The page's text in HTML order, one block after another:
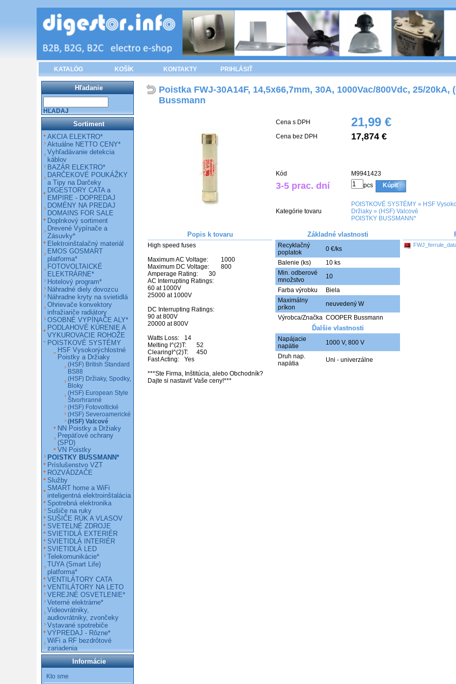
KATALÓG KOŠÍK KONTAKTY PRIHLÁSIŤ
Poistka FWJ-30A14F, 14,5x66,7mm, 30A, 1000Vac/800Vdc, 25/20kA,
Bussmann
Cena s DPH 21,99 €
Cena bez DPH 17,874 €
Kód M9941423
3-5 prac. dní pcs Kúpiť
Kategórie tovaru
POISTKOVÉ SYSTÉMY » HSF
Držiaky » (HSF) Valcové
POISTKY BUSSMANN*
Popis k tovaru
High speed fuses
Maximum AC Voltage:  	1000
Maximum DC Voltage: 	800
Amperage Rating: 	30
AC Interrupting Ratings:
60 at 1000V
25000 at 1000V
DC Interrupting Ratings:
90 at 800V
20000 at 800V
Watts Loss: 	14
Melting I^(2)T: 	52
ClearingI^(2)T: 	450
Fast Acting: 	Yes
***Ste Firma, Inštitúcia, alebo Obchodník?
Dajte si nastaviť Vaše ceny!***
Základné vlastnosti
Recyklačný
poplatok
0 €/ks
Balenie (ks)
10 ks
Min. odberové
množstvo
10
Farba výrobku
Biela
Maximálny
príkon
neuvedený W
Výrobca/Značka COOPER Bussmann
Ďalšie vlastnosti
Napájacie
napätie
1000 V, 800 V
Druh nap.
napätia
Uni - univerzálne
Hľadanie
HĽADAJ
Sortiment
AKCIA ELEKTRO*
Aktuálne NETTO CENY*
Vyhľadávanie detekcia
káblov
BAZÁR ELEKTRO*
DARČEKOVÉ POUKÁŽKY
a Tipy na Darčeky
DIGESTORY CATA a
EMPIRE - DOPREDAJ
DOMÉNY NA PREDAJ
DOMAINS FOR SALE
Doplnkový sortiment
Drevené Vypínače a
Zásuvky*
Elektroinštalačný materiál
EMOS GOSMART
platforma*
FOTOVOLTAICKÉ
ELEKTRÁRNE*
Hotelový program*
Náhradné diely dovozcu
Náhradne kryty na svietidlá
Ohrievače konvektory
infražiariče radiátory
OSOBNÉ VYPÍNAČE ALY*
PODLAHOVÉ KÚRENIE A
VYKUROVACIE ROHOŽE
POISTKOVÉ SYSTÉMY
HSF Vysokorýchlostné
Poistky a Držiaky
(HSF) British Standard
BS88
(HSF) Držiaky, Spodky,
Bloky
(HSF) European Style
Štvorhranné
(HSF) Fotovoltické
(HSF) Severoamerické
(HSF) Valcové
NN Poistky a Držiaky
Prepäťové ochrany
(SPD)
VN Poistky
POISTKY BUSSMANN*
Príslušenstvo VZT
ROZVÁDZAČE
Služby
SMART home a WiFi
inteligentná elektroinštalácia
Spotrebná elektronika
Sušiče na ruky
SUŠIČE RÚK A VLASOV
SVETELNÉ ZDROJE
SVIETIDLÁ EXTERIÉR
SVIETIDLÁ INTERIÉR
SVIETIDLÁ LED
Telekomunikácie*
TUYA (Smart Life)
platforma*
VENTILÁTORY CATA
VENTILÁTORY NA LETO
VEREJNÉ OSVETLENIE*
Veterné elektrárne*
Videovrátniky,
audiovrátniky, zvončeky
Vstavané spotrebiče
VÝPREDAJ - Rôzne*
WiFi a RF bezdrôtové
zariadenia
Informácie
Kto sme